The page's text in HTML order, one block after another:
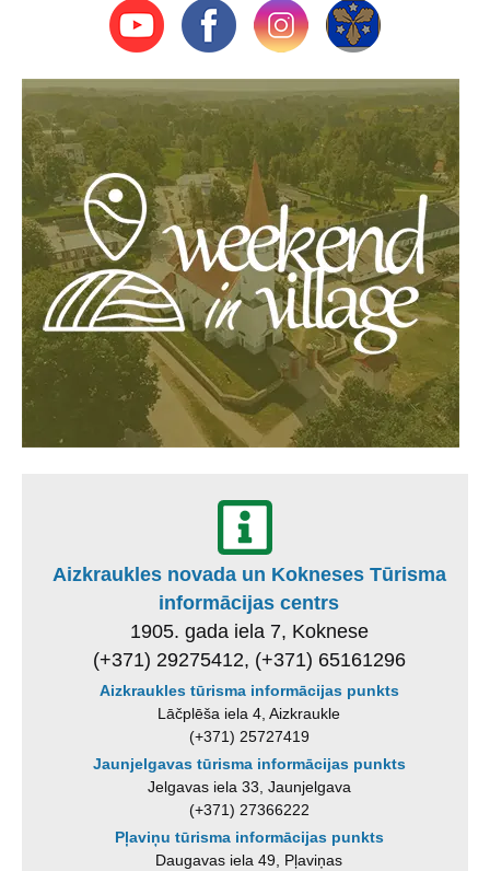
Aizkraukles novada un Kokneses Tūrisma
informācijas centrs
1905. gada iela 7, Koknese
(+371) 29275412, (+371) 65161296
Aizkraukles tūrisma informācijas punkts
Lāčplēša iela 4, Aizkraukle
(+371) 25727419
Jaunjelgavas tūrisma informācijas punkts
Jelgavas iela 33, Jaunjelgava
(+371) 27366222
Pļaviņu tūrisma informācijas punkts
Daugavas iela 49, Pļaviņas